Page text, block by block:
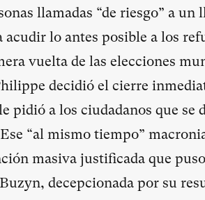
llamadas “de riesgo” a
acudir lo antes posible a los
vuelta de las elecciones
decidió el cierre
pidió a los ciudadanos que se
“al mismo tiempo”
masiva justificada que
decepcionada por su